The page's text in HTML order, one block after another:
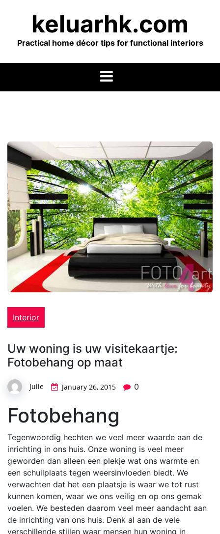
keluarhk.com
Practical home décor tips for functional interiors
Interior
Uw woning is uw visitekaartje:
Fotobehang op maat
Julie January 26, 2015 0
Fotobehang
Tegenwoordig hechten we veel meer waarde aan de
inrichting in ons huis. Onze woning is veel meer
geworden dan alleen een plekje wat ons warmte en
een schuilplaats tegen weersinvloeden biedt. We
verwachten dat het een plaatsje is waar we tot rust
kunnen komen, waar we ons veilig en op ons gemak
voelen. We besteden daarom veel meer aandacht aan
de inrichting van ons huis. Denk al aan de vele
verschillende stijlen waar mensen hun woning in